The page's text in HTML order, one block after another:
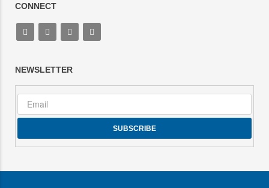
CONNECT
NEWSLETTER